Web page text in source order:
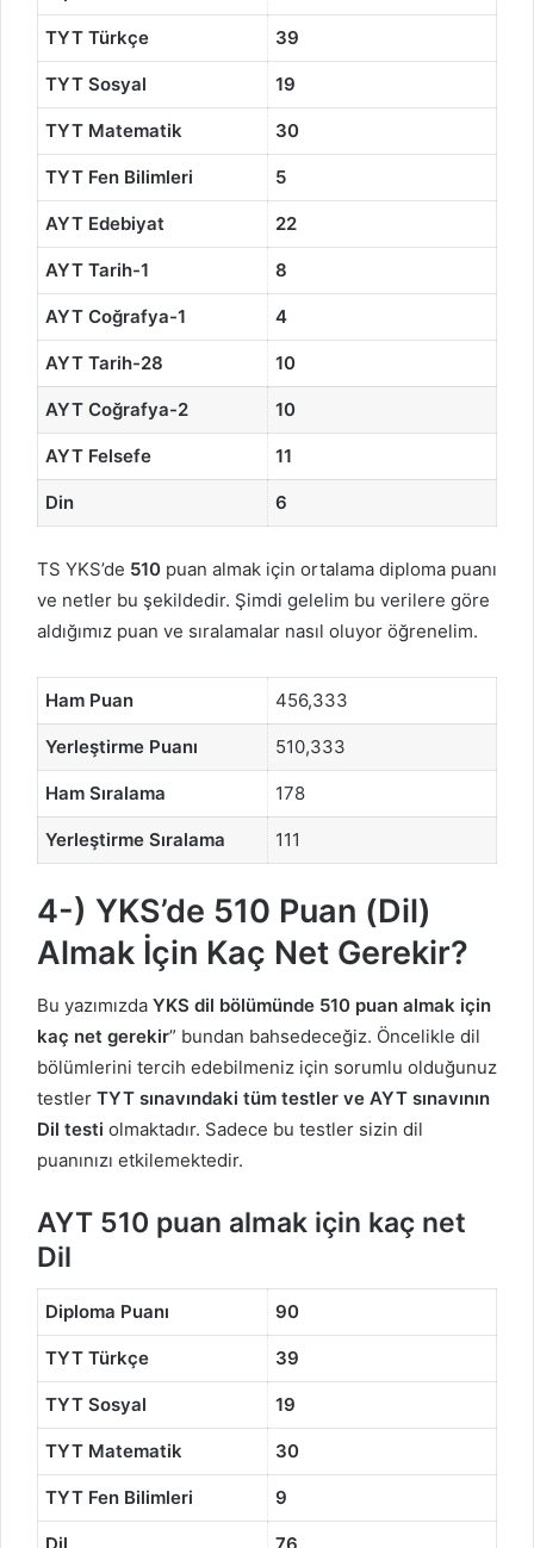
TYT Türkçe 39
TYT Sosyal 19
TYT Matematik 30
TYT Fen Bilimleri 5
AYT Edebiyat 22
AYT Tarih-1 8
AYT Coğrafya-1 4
AYT Tarih-28 10
AYT Coğrafya-2 10
AYT Felsefe 11
Din 6
TS YKS’de 510 puan almak için ortalama diploma puanı
ve netler bu şekildedir. Şimdi gelelim bu verilere göre
aldığımız puan ve sıralamalar nasıl oluyor öğrenelim.
Ham Puan 456,333
Yerleştirme Puanı 510,333
Ham Sıralama 178
Yerleştirme Sıralama 111
4-) YKS’de 510 Puan (Dil)
Almak İçin Kaç Net Gerekir?
Bu yazımızda YKS dil bölümünde 510 puan almak için
kaç net gerekir” bundan bahsedeceğiz. Öncelikle dil
bölümlerini tercih edebilmeniz için sorumlu olduğunuz
testler TYT sınavındaki tüm testler ve AYT sınavının
Dil testi olmaktadır. Sadece bu testler sizin dil
puanınızı etkilemektedir.
AYT 510 puan almak için kaç net
Dil
Diploma Puanı 90
TYT Türkçe 39
TYT Sosyal 19
TYT Matematik 30
TYT Fen Bilimleri 9